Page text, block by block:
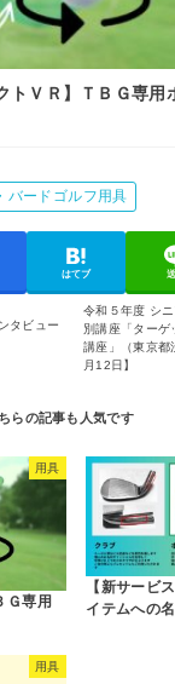
トＶＲ】ＴＢＧ専用
バードゴルフ用具
はてブ
タビュー
令和５年度 シ
別講座「ターゲ
講座」（東京都
月12日】
用具
Ｇ専用
【新サービ
イテムへの
用具